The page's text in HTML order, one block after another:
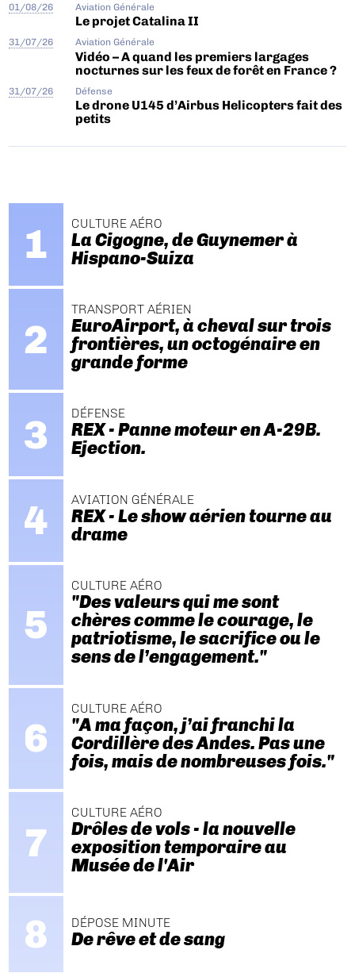
01/08/26 Aviation Générale
Le projet Catalina II
31/07/26 Aviation Générale
Vidéo – A quand les premiers largages
nocturnes sur les feux de forêt en France ?
31/07/26 Défense
Le drone U145 d’Airbus Helicopters fait des
petits
CULTURE AÉRO
La Cigogne, de Guynemer à
Hispano-Suiza
TRANSPORT AÉRIEN
EuroAirport, à cheval sur trois
frontières, un octogénaire en
grande forme
DÉFENSE
REX - Panne moteur en A-29B.
Ejection.
AVIATION GÉNÉRALE
REX - Le show aérien tourne au
drame
CULTURE AÉRO
"Des valeurs qui me sont
chères comme le courage, le
patriotisme, le sacrifice ou le
sens de l’engagement."
CULTURE AÉRO
"A ma façon, j’ai franchi la
Cordillère des Andes. Pas une
fois, mais de nombreuses fois."
CULTURE AÉRO
Drôles de vols - la nouvelle
exposition temporaire au
Musée de l'Air
DÉPOSE MINUTE
De rêve et de sang